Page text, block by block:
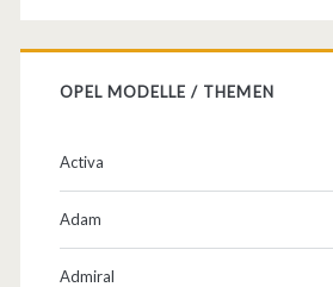
OPEL MODELLE / THEMEN
Activa
Adam
Admiral